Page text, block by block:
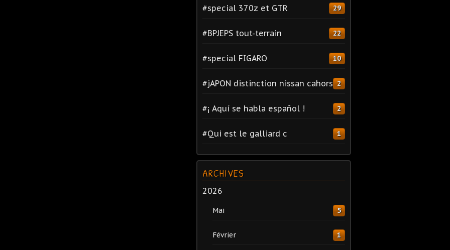
#special 370z et GTR 29
#BPJEPS tout-terrain 22
#special FIGARO 10
#jAPON distinction nissan cahors 2
#¡ Aquí se habla español ! 2
#Qui est le galliard c 1
ARCHIVES
2026
Mai 5
Février 1